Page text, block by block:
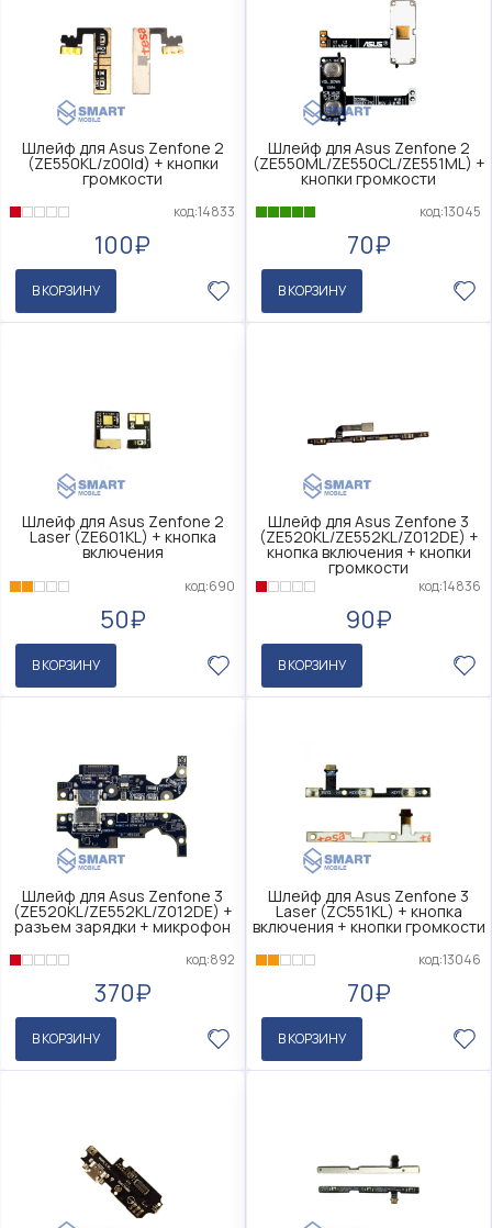
Шлейф для Asus Zenfone 2
(ZE550KL/z00ld) + кнопки
громкости
код:14833
100₽
В КОРЗИНУ
Шлейф для Asus Zenfone 2
(ZE550ML/ZE550CL/ZE551ML) +
кнопки громкости
код:13045
70₽
В КОРЗИНУ
Шлейф для Asus Zenfone 2
Laser (ZE601KL) + кнопка
включения
код:690
50₽
В КОРЗИНУ
Шлейф для Asus Zenfone 3
(ZE520KL/ZE552KL/Z012DE) +
кнопка включения + кнопки
громкости
код:14836
90₽
В КОРЗИНУ
Шлейф для Asus Zenfone 3
(ZE520KL/ZE552KL/Z012DE) +
разъем зарядки + микрофон
код:892
370₽
В КОРЗИНУ
Шлейф для Asus Zenfone 3
Laser (ZC551KL) + кнопка
включения + кнопки громкости
код:13046
70₽
В КОРЗИНУ